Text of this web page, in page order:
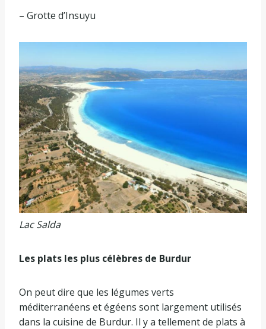
– Grotte d’Insuyu
Lac Salda
Les plats les plus célèbres de Burdur
On peut dire que les légumes verts
méditerranéens et égéens sont largement utilisés
dans la cuisine de Burdur. Il y a tellement de plats à